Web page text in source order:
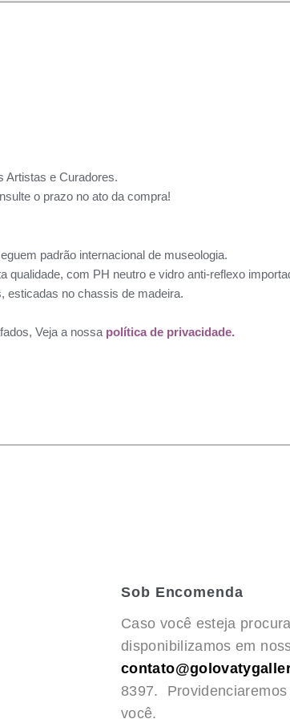
Artistas e Curadores.
o prazo no ato da compra!
padrão internacional de museologia.
qualidade, com PH neutro e vidro anti-reflexo
esticadas no chassis de madeira.
Veja a nossa política de privacidade.
Sob Encomenda
Caso você esteja
disponibilizamos em
8397.
você.